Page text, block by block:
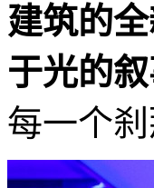
建筑的
于光的
每一个